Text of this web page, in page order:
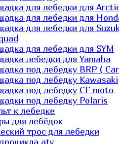
для лебедки для
для лебедки для
для лебедки для
для лебедки для SYM
лебедки для Yamaha
под лебедку BRP (
под лебедку Kawasaki
под лебедку СF moto
под лебедку Polaris
к лебедке
для лебёдок
трос для лебедки
atv